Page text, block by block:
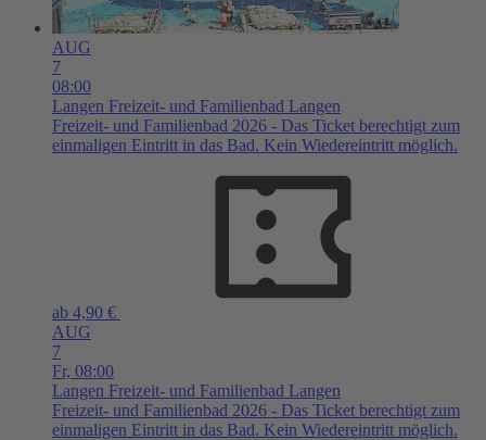
AUG
7
08:00
Langen Freizeit- und Familienbad Langen
Freizeit- und Familienbad 2026 - Das Ticket berechtigt zum
einmaligen Eintritt in das Bad. Kein Wiedereintritt möglich.
ab 4,90 €
AUG
7
Fr, 08:00
Langen Freizeit- und Familienbad Langen
Freizeit- und Familienbad 2026 - Das Ticket berechtigt zum
einmaligen Eintritt in das Bad. Kein Wiedereintritt möglich.